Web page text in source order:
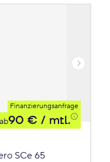
Finanzierungsanfrage
ab90 € / mtl.
SCe 65